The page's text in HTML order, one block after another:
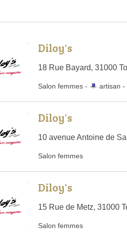
Diloy's
18 Rue Bayard, 31000
Salon femmes - artisan -
Diloy's
10 avenue Antoine de
Salon femmes
Diloy's
15 Rue de Metz, 31000
Salon femmes